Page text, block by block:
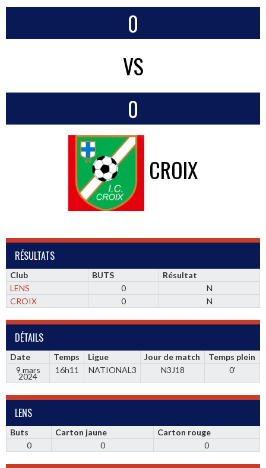
0
VS
0
CROIX
RÉSULTATS
Club BUTS
Résultat
LENS
0
N
CROIX
0 N
DÉTAILS
Date Temps Ligue Jour de match
Temps plein
9 mars
2024
16h11 NATIONAL3 N3J18 0'
LENS
Buts Carton jaune
Carton rouge
0
0 0